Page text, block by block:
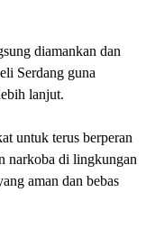
diamankan dan
Serdang guna
lanjut.
untuk terus berperan
narkoba di lingkungan
aman dan bebas